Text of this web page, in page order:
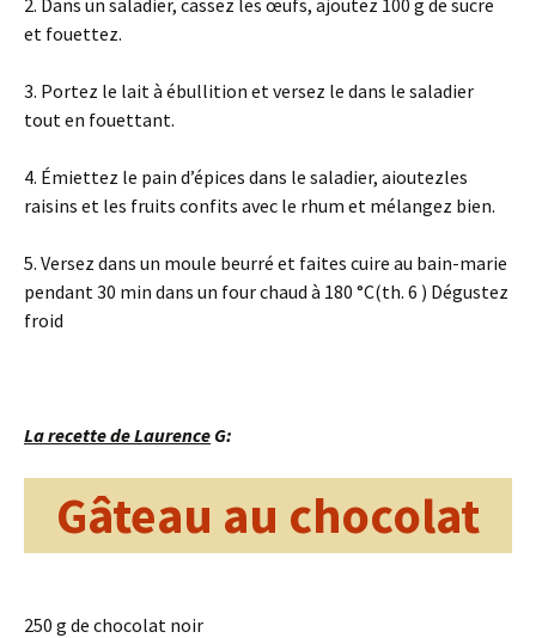
2. Dans un saladier, cassez les œufs, ajoutez 100 g de sucre
et fouettez.
3. Portez le lait à ébullition et versez le dans le saladier
tout en fouettant.
4. Émiettez le pain d’épices dans le saladier, aioutezles
raisins et les fruits confits avec le rhum et mélangez bien.
5. Versez dans un moule beurré et faites cuire au bain-marie
pendant 30 min dans un four chaud à 180 °C(th. 6 ) Dégustez
froid
La recette de Laurence G:
Gâteau au chocolat
250 g de chocolat noir